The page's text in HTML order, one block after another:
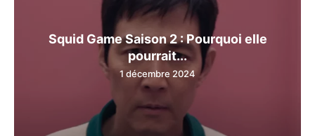
Squid Game Saison 2 : Pourquoi elle
pourrait...
1 décembre 2024